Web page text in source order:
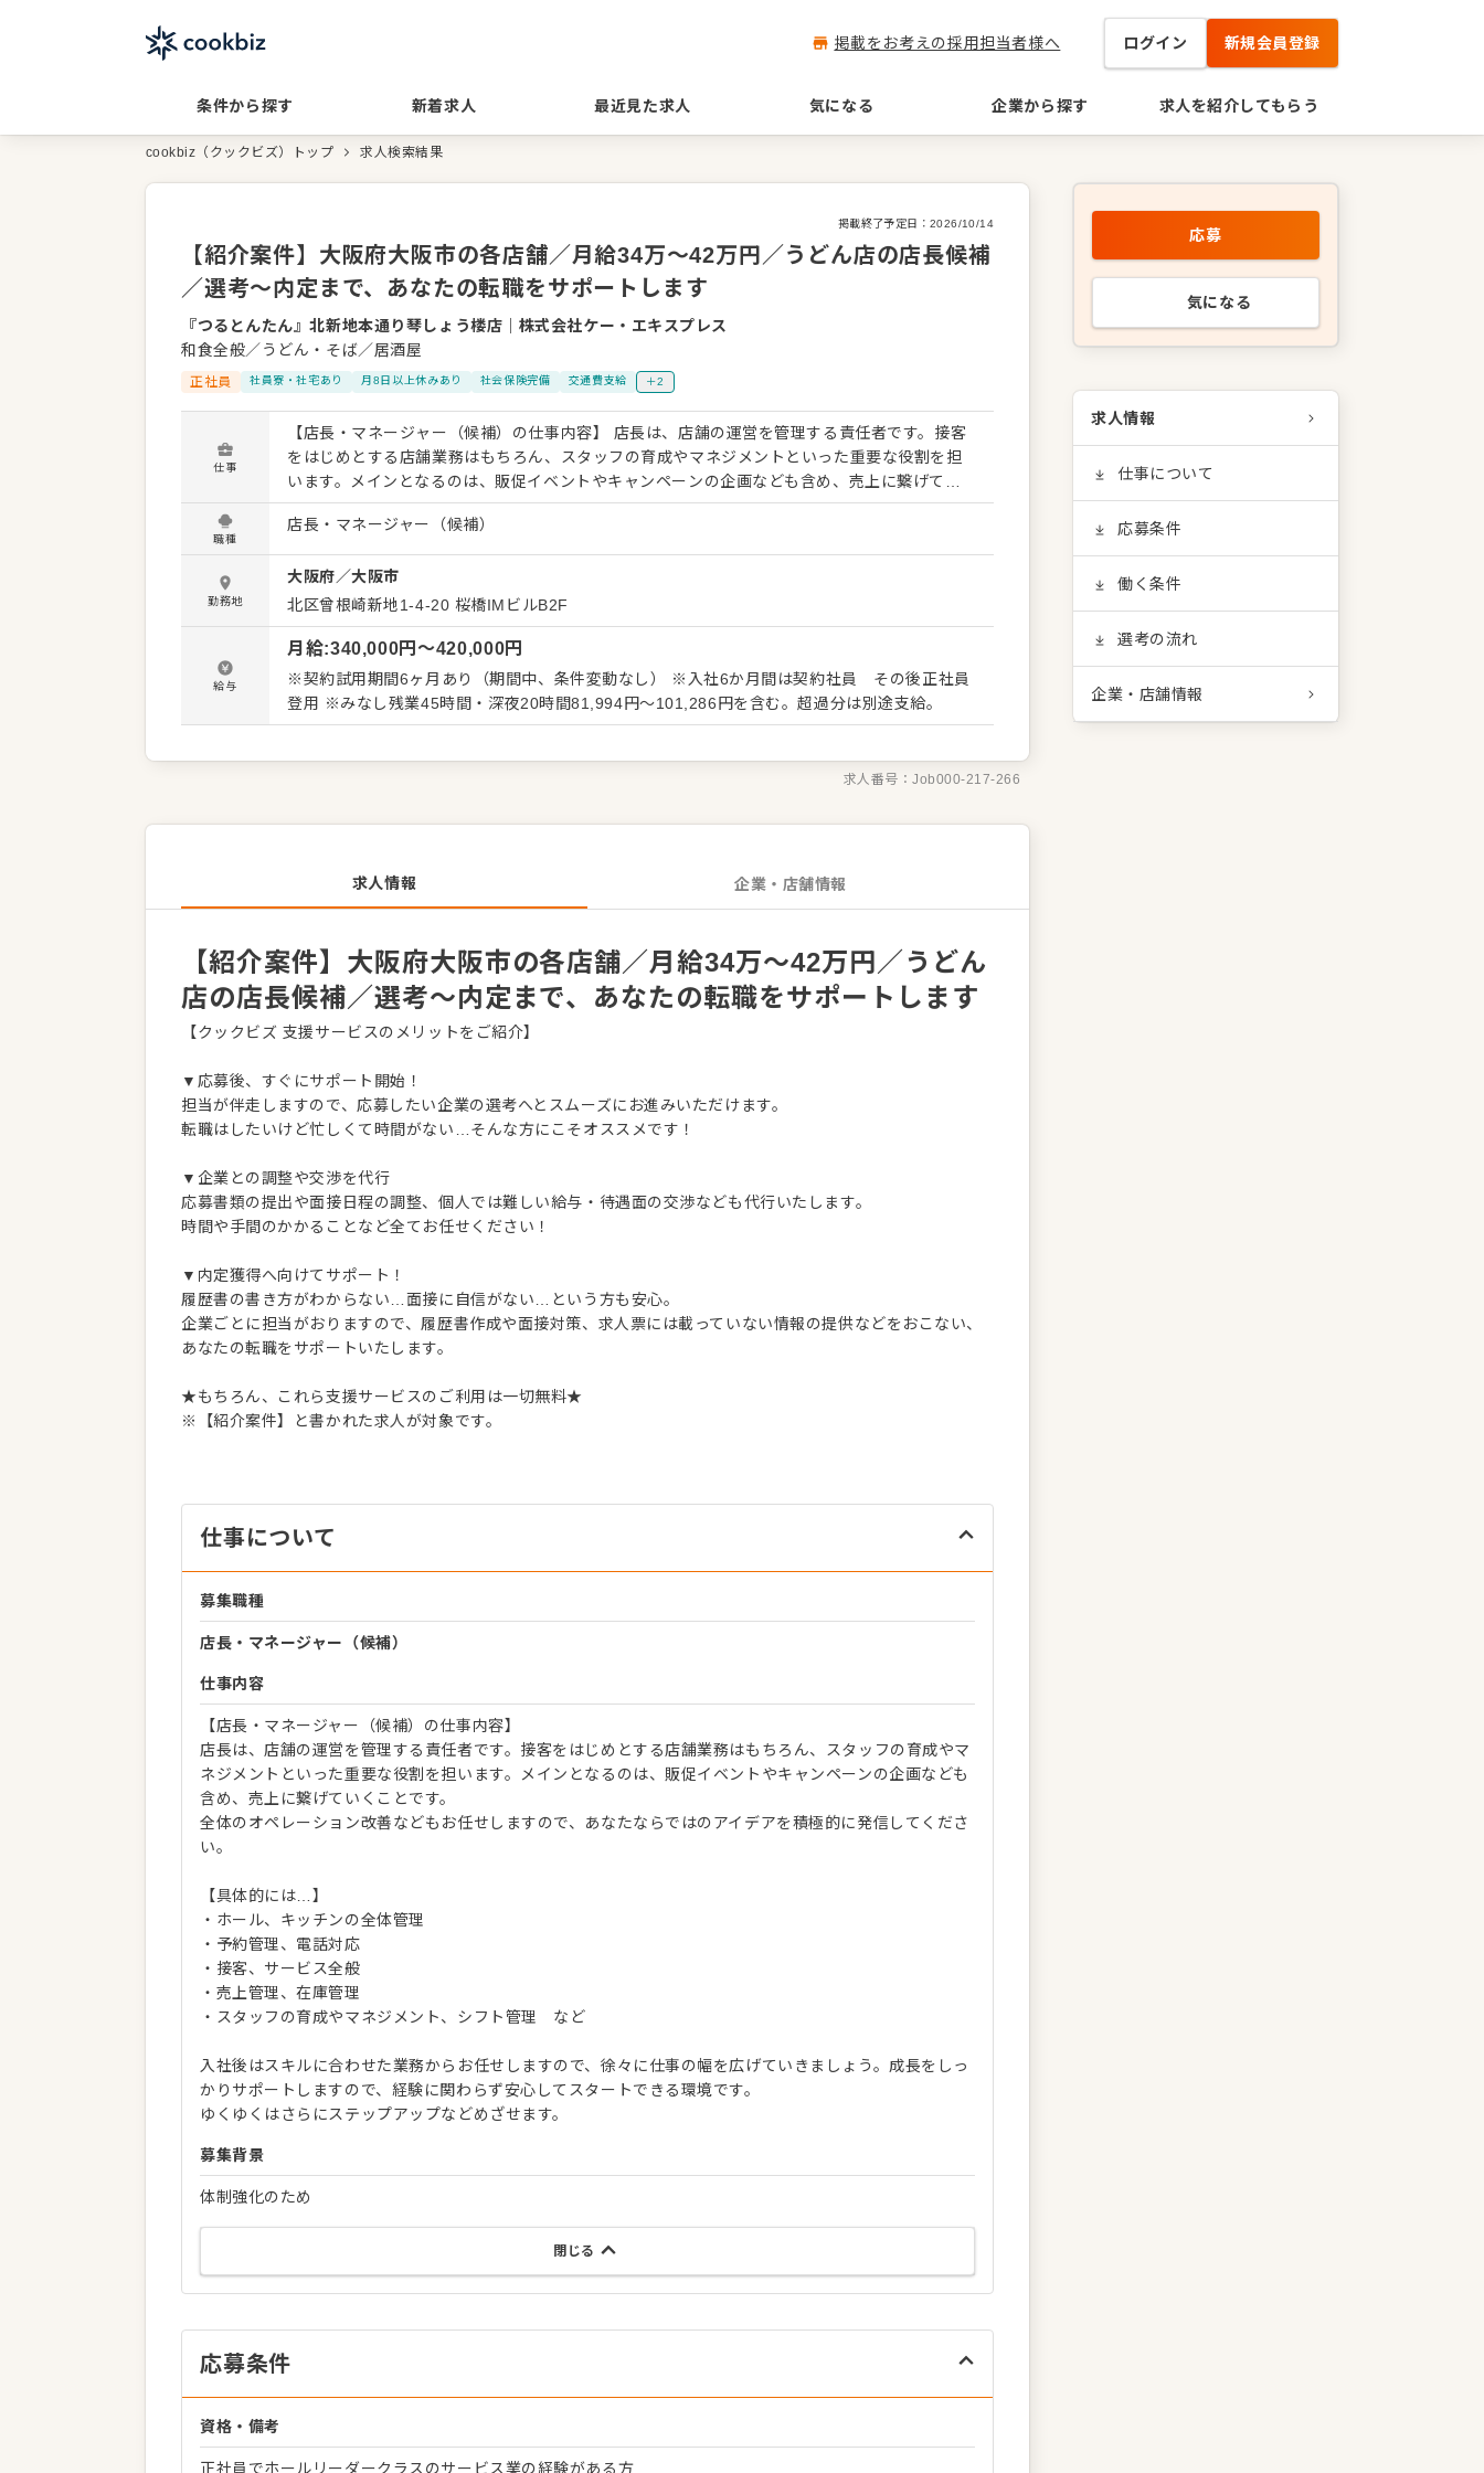
掲載をお考えの採用担当者様へ ログイン 新規会員登録
条件から探す 新着求人 最近見た求人 気になる 企業から探す 求人を紹介してもらう
cookbiz（クックビズ）トップ 求人検索結果
掲載終了予定日： 2026/10/14
【紹介案件】大阪府大阪市の各店舗／月給34万～42万円／うどん店の店長候補
／選考～内定まで、あなたの転職をサポートします
『つるとんたん』北新地本通り琴しょう楼店
株式会社ケー・エキスプレス
和食全般／うどん・そば／居酒屋
正社員 社員寮・社宅あり 月8日以上休みあり 社会保険完備 交通費支給 ＋2
仕事
【店長・マネージャー（候補）の仕事内容】 店長は、店舗の運営を管理する責任者です。接客
をはじめとする店舗業務はもちろん、スタッフの育成やマネジメントといった重要な役割を担
います。メインとなるのは、販促イベントやキャンペーンの企画なども含め、売上に繋げてい
くことです。 全体のオペレーション改善などもお任せしますので、あなたならではのアイデア
を積極的に発信してください。 【具体的には…】 ・ホール、キッチンの全体管理 ・予約管
理、電話対応 ・接客、サービス全般 ・売上管理、在庫管理 ・スタッフの育成やマネジメン
ト、シフト管理 など 入社後はスキルに合わせた業務からお任せしますので、徐々に仕事の幅
を広げていきましょう。成長をしっかりサポートしますので、経験に関わらず安心してスター
トできる環境です。 ゆくゆくはさらにステップアップなどめざせます。
職種
店長・マネージャー（候補）
勤務地
大阪府／大阪市
北区曾根崎新地1-4-20 桜橋IMビルB2F
給与
月給:340,000円〜420,000円
※契約試用期間6ヶ月あり（期間中、条件変動なし） ※入社6か月間は契約社員 その後正社員
登用 ※みなし残業45時間・深夜20時間81,994円～101,286円を含む。超過分は別途支給。
求人番号：Job000-217-266
求人情報 企業・店舗情報
【紹介案件】大阪府大阪市の各店舗／月給34万～42万円／うどん
店の店長候補／選考～内定まで、あなたの転職をサポートします
【クックビズ 支援サービスのメリットをご紹介】
▼応募後、すぐにサポート開始！
担当が伴走しますので、応募したい企業の選考へとスムーズにお進みいただけます。
転職はしたいけど忙しくて時間がない…そんな方にこそオススメです！
▼企業との調整や交渉を代行
応募書類の提出や面接日程の調整、個人では難しい給与・待遇面の交渉なども代行いたします。
時間や手間のかかることなど全てお任せください！
▼内定獲得へ向けてサポート！
履歴書の書き方がわからない…面接に自信がない…という方も安心。
企業ごとに担当がおりますので、履歴書作成や面接対策、求人票には載っていない情報の提供などをおこない、
あなたの転職をサポートいたします。
★もちろん、これら支援サービスのご利用は一切無料★
※【紹介案件】と書かれた求人が対象です。
仕事について
募集職種
店長・マネージャー（候補）
仕事内容
【店長・マネージャー（候補）の仕事内容】
店長は、店舗の運営を管理する責任者です。接客をはじめとする店舗業務はもちろん、スタッフの育成やマ
ネジメントといった重要な役割を担います。メインとなるのは、販促イベントやキャンペーンの企画なども
含め、売上に繋げていくことです。
全体のオペレーション改善などもお任せしますので、あなたならではのアイデアを積極的に発信してくださ
い。
【具体的には…】
・ホール、キッチンの全体管理
・予約管理、電話対応
・接客、サービス全般
・売上管理、在庫管理
・スタッフの育成やマネジメント、シフト管理 など
入社後はスキルに合わせた業務からお任せしますので、徐々に仕事の幅を広げていきましょう。成長をしっ
かりサポートしますので、経験に関わらず安心してスタートできる環境です。
ゆくゆくはさらにステップアップなどめざせます。
募集背景
体制強化のため
閉じる
応募条件
資格・備考
正社員でホールリーダークラスのサービス業の経験がある方
応募
気になる
求人情報
仕事について
応募条件
働く条件
選考の流れ
企業・店舗情報